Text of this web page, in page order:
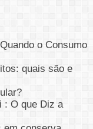
o Consumo
quais são e
: O que Diz a